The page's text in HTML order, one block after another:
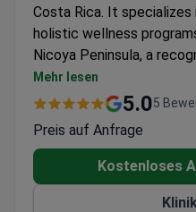
Costa Rica. It specializes
holistic wellness
Nicoya Peninsula, a
Nicoya Peninsula is
Zones, associated
Mehr lesen
5.05
Preis auf Anfrage
Kostenloses